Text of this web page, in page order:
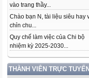
vào trang thầy...
Chào bạn N, tài liệu siêu hay
chỉn chu...
Quy chế làm việc của Chi bộ
nhiệm kỳ 2025-2030...
THÀNH VIÊN TRỰC TUYẾN